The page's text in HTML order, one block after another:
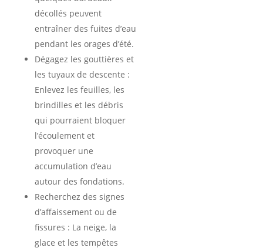
décollés peuvent
entraîner des fuites d’eau
pendant les orages d’été.
Dégagez les gouttières et
les tuyaux de descente :
Enlevez les feuilles, les
brindilles et les débris
qui pourraient bloquer
l’écoulement et
provoquer une
accumulation d’eau
autour des fondations.
Recherchez des signes
d’affaissement ou de
fissures : La neige, la
glace et les tempêtes